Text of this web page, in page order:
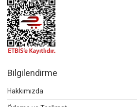
Bilgilendirme
Hakkımızda